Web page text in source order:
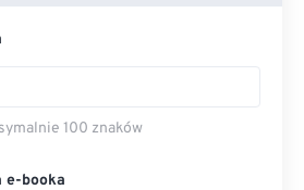
100 znaków
e-booka